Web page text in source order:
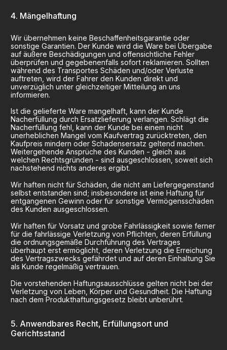
Mängelhaftung
Wir übernehmen keine Beschaffenheitsgarantie oder
sonstige Garantien. Der Kunde wird die Ware bei Übergabe
auf äußere Beschädigungen und offensichtliche Fehler
überprüfen und gegebenenfalls sofort reklamieren. Sollten
während des Transportes Schäden und/oder Verluste
auftreten, wird der Fahrer den Kunden direkt und
unverzüglich unter gleichzeitiger Mitteilung an uns
informieren.
Ist die gelieferte Ware mangelhaft, kann der Kunde
Nacherfüllung durch Ersatzlieferung verlangen. Schlägt die
Nacherfüllung fehl, kann der Kunde bei einem nicht
unerheblichen Mangel vom Kaufvertrag zurücktreten, den
Kaufpreis mindern oder Schadensersatz geltend machen.
Weitergehende Ansprüche des Kunden - gleich aus
welchen Rechtsgründen - sind ausgeschlossen, soweit sich
nachstehend nichts anderes ergibt.
Wir haften nicht für Schäden, die nicht am Liefergegenstand
selbst entstanden sind; insbesondere ist eine Haftung für
entgangenen Gewinn oder für sonstige Vermögensschäden
des Kunden ausgeschlossen.
Wir haften für Vorsatz und grobe Fahrlässigkeit sowie ferner
für die fahrlässige Verletzung von Pflichten, deren Erfüllung
die ordnungsgemäße Durchführung des Vertrages
überhaupt erst ermöglicht, deren Verletzung die Erreichung
des Vertragszwecks gefährdet und auf deren Einhaltung Sie
als Kunde regelmäßig vertrauen.
Die vorstehenden Haftungsausschlüsse gelten nicht bei der
Verletzung von Leben, Körper und Gesundheit. Die Haftung
nach dem Produkthaftungsgesetz bleibt unberührt.
Anwendbares Recht, Erfüllungsort und
Gerichtsstand